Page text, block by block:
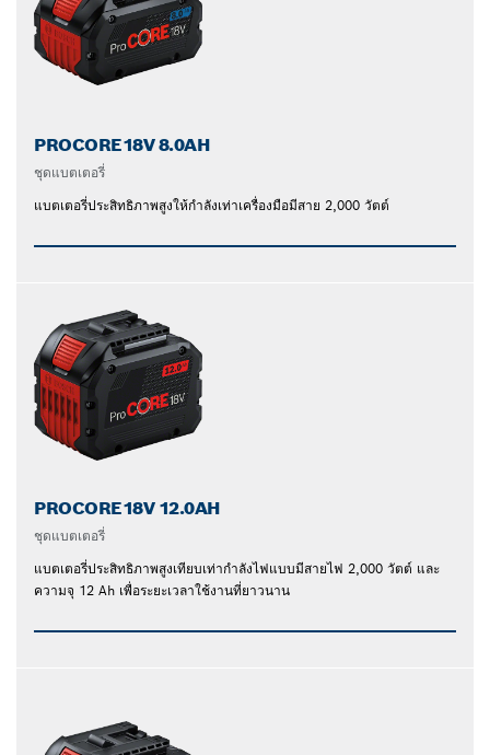
PROCORE18V 8.0AH
ชุดแบตเตอรี่
แบตเตอรี่ประสิทธิภาพสูงให้กำลังเท่าเครื่องมือมีสาย 2,000 วัตต์
PROCORE18V 12.0AH
ชุดแบตเตอรี่
แบตเตอรี่ประสิทธิภาพสูงเทียบเท่ากำลังไฟแบบมีสายไฟ 2,000 วัตต์ และ
ความจุ 12 Ah เพื่อระยะเวลาใช้งานที่ยาวนาน